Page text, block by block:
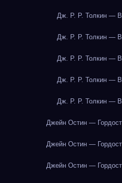
Дж. Р. Р. Толкин —
Дж. Р. Р. Толкин —
Дж. Р. Р. Толкин —
Дж. Р. Р. Толкин —
Дж. Р. Р. Толкин —
Джейн Остин —
Джейн Остин —
Джейн Остин —